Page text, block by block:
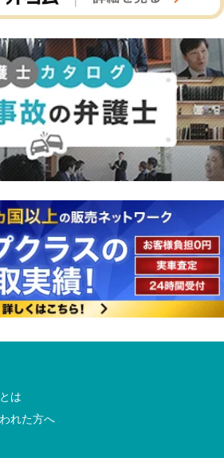
は
れた方へ